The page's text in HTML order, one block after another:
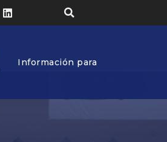
Información para